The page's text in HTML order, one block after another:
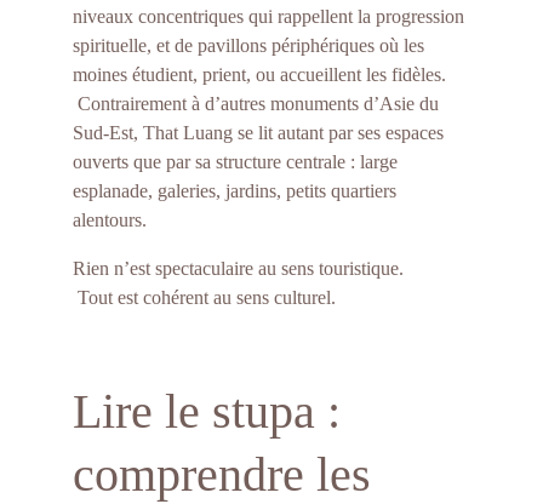
niveaux concentriques qui rappellent la progression
spirituelle, et de pavillons périphériques où les
moines étudient, prient, ou accueillent les fidèles.
Sud-Est, That Luang se lit autant par ses espaces
ouverts que par sa structure centrale : large
esplanade, galeries, jardins, petits quartiers
alentours.
Rien n’est spectaculaire au sens touristique.
Tout est cohérent au sens culturel.
Lire le stupa :
comprendre les